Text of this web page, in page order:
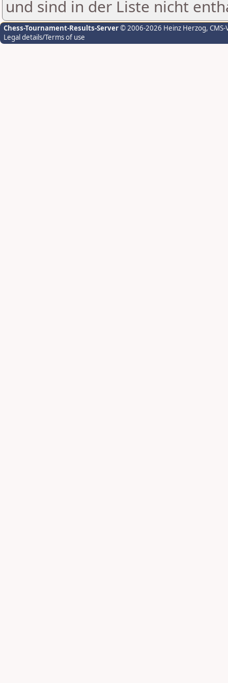
und sind in der Liste nicht
Chess-Tournament-Results-Server© 2006-2026 Heinz Herzog,
Legal details/Terms of use